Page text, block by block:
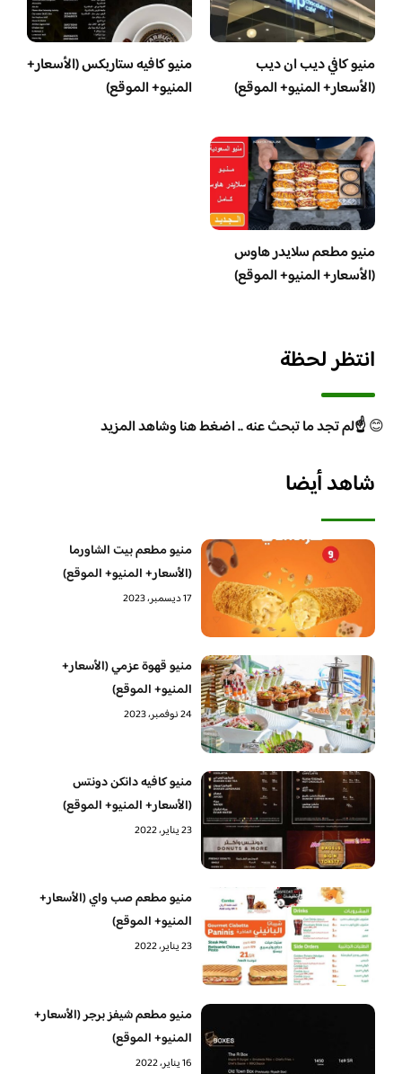
منيو كافي ديب ان ديب
(الأسعار+ المنيو+ الموقع)
منيو كافيه ستاربكس (الأسعار+
المنيو+ الموقع)
منيو مطعم سلايدر هاوس
(الأسعار+ المنيو+ الموقع)
انتظر لحظة
😊☝️لم تجد ما تبحث عنه .. اضغط هنا وشاهد المزيد
شاهد أيضا
منيو مطعم بيت الشاورما
(الأسعار+ المنيو+ الموقع)
17 ديسمبر، 2023
منيو قهوة عزمي (الأسعار+
المنيو+ الموقع)
24 نوفمبر، 2023
منيو كافيه دانكن دونتس
(الأسعار+ المنيو+ الموقع)
23 يناير، 2022
منيو مطعم صب واي (الأسعار+
المنيو+ الموقع)
23 يناير، 2022
منيو مطعم شيفز برجر (الأسعار+
المنيو+ الموقع)
16 يناير، 2022